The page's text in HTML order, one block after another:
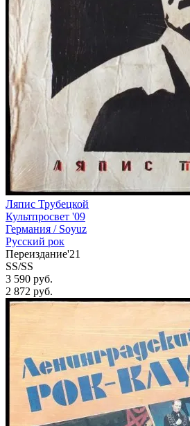
Ляпис Трубецкой
Культпросвет '09
Германия / Soyuz
Русский рок
Переиздание'21
SS/SS
3 590 руб.
2 872 руб.